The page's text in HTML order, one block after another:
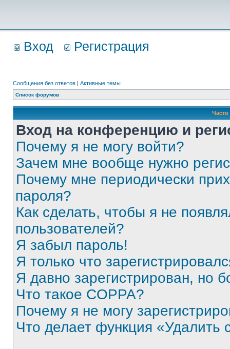
Вход Регистрация
Сообщения без ответов | Активные темы
Список форумов
Вход на конференцию и
Почему я не могу войти?
Зачем мне вообще нужно
Почему мне периодически
пароля?
Как сделать, чтобы я не
пользователей?
Я забыл пароль!
Я только что
Я давно зарегистрирован, но
Что такое COPPA?
Почему я не могу
Что делает функция «Удалить